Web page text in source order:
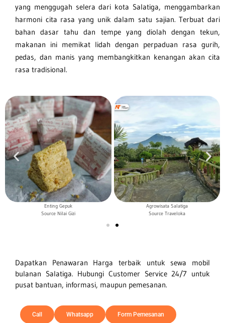
yang menggugah selera dari kota Salatiga, menggambarkan
harmoni cita rasa yang unik dalam satu sajian. Terbuat dari
bahan dasar tahu dan tempe yang diolah dengan tekun,
makanan ini memikat lidah dengan perpaduan rasa gurih,
pedas, dan manis yang membangkitkan kenangan akan cita
rasa tradisional.
Enting Gepuk
Source Nilai Gizi
Agrowisata Salatiga
Source Traveloka
Dapatkan Penawaran Harga terbaik untuk sewa mobil
bulanan Salatiga. Hubungi Customer Service 24/7 untuk
pusat bantuan, informasi, maupun pemesanan.
Call Whatsapp Form Pemesanan